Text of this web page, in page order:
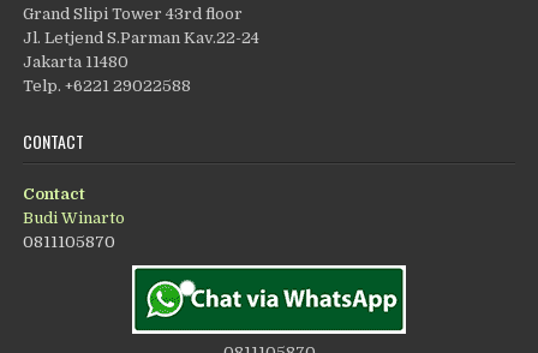
Grand Slipi Tower 43rd floor
Jl. Letjend S.Parman Kav.22-24
Jakarta 11480
Telp. +6221 29022588
CONTACT
Contact
Budi Winarto
0811105870